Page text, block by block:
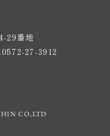
29番地
27-3912
CO,LTD